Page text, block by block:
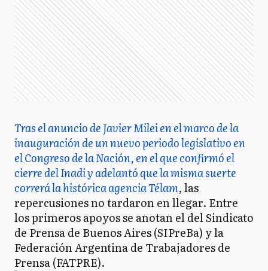
Tras el anuncio de Javier Milei en el marco de la
inauguración de un nuevo periodo legislativo en
el Congreso de la Nación, en el que confirmó el
cierre del Inadi y adelantó que la misma suerte
correrá la histórica agencia Télam, las
repercusiones no tardaron en llegar. Entre
los primeros apoyos se anotan el del Sindicato
de Prensa de Buenos Aires (SIPreBa) y la
Federación Argentina de Trabajadores de
Prensa (FATPRE).